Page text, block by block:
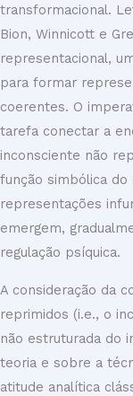
transformacional.
Bion, Winnicott e
representacional,
para formar
coerentes. O
tarefa conectar a
inconsciente não
função simbólica
representações
emergem,
regulação psíquica.
A consideração da
reprimidos (i.e., o
não estruturada do
teoria e sobre a
atitude analítica